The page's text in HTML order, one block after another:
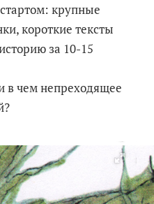
крупные
короткие тексты
за 10-15
в чем непреходящее